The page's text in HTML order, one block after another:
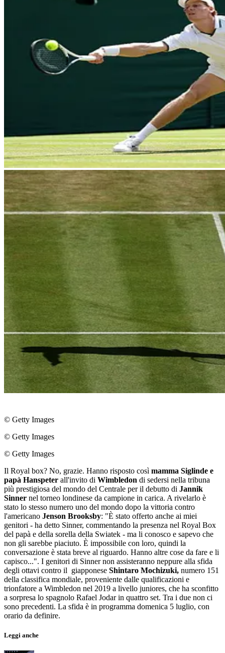
© Getty Images
© Getty Images
© Getty Images
Il Royal box? No, grazie. Hanno risposto così mamma Siglinde e
papà Hanspeter all'invito di Wimbledon di sedersi nella tribuna
più prestigiosa del mondo del Centrale per il debutto di Jannik
Sinner nel torneo londinese da campione in carica. A rivelarlo è
stato lo stesso numero uno del mondo dopo la vittoria contro
l'americano Jenson Brooksby: "È stato offerto anche ai miei
genitori - ha detto Sinner, commentando la presenza nel Royal Box
del papà e della sorella della Swiatek - ma li conosco e sapevo che
non gli sarebbe piaciuto. È impossibile con loro, quindi la
conversazione è stata breve al riguardo. Hanno altre cose da fare e li
capisco...". I genitori di Sinner non assisteranno neppure alla sfida
degli ottavi contro il giapponese Shintaro Mochizuki, numero 151
della classifica mondiale, proveniente dalle qualificazioni e
trionfatore a Wimbledon nel 2019 a livello juniores, che ha sconfitto
a sorpresa lo spagnolo Rafael Jodar in quattro set. Tra i due non ci
sono precedenti. La sfida è in programma domenica 5 luglio, con
orario da definire.
Leggi anche